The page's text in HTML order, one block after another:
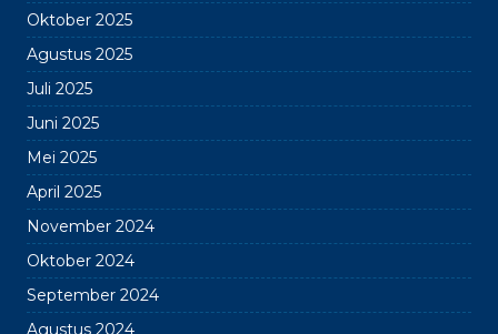
Oktober 2025
Agustus 2025
Juli 2025
Juni 2025
Mei 2025
April 2025
November 2024
Oktober 2024
September 2024
Agustus 2024